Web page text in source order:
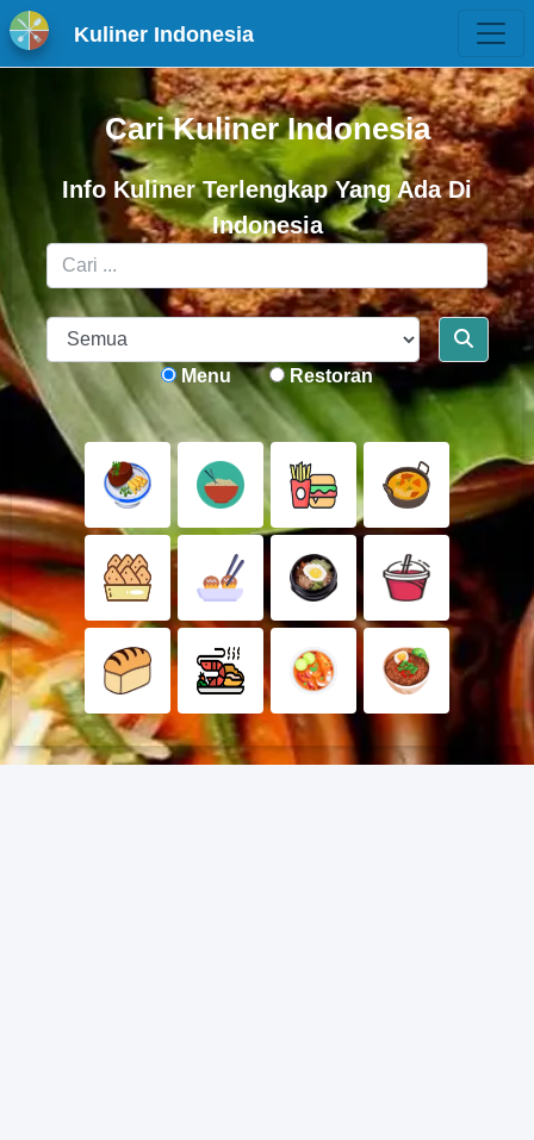
Kuliner Indonesia
Cari Kuliner Indonesia
Info Kuliner Terlengkap Yang Ada Di
Indonesia
Menu Restoran